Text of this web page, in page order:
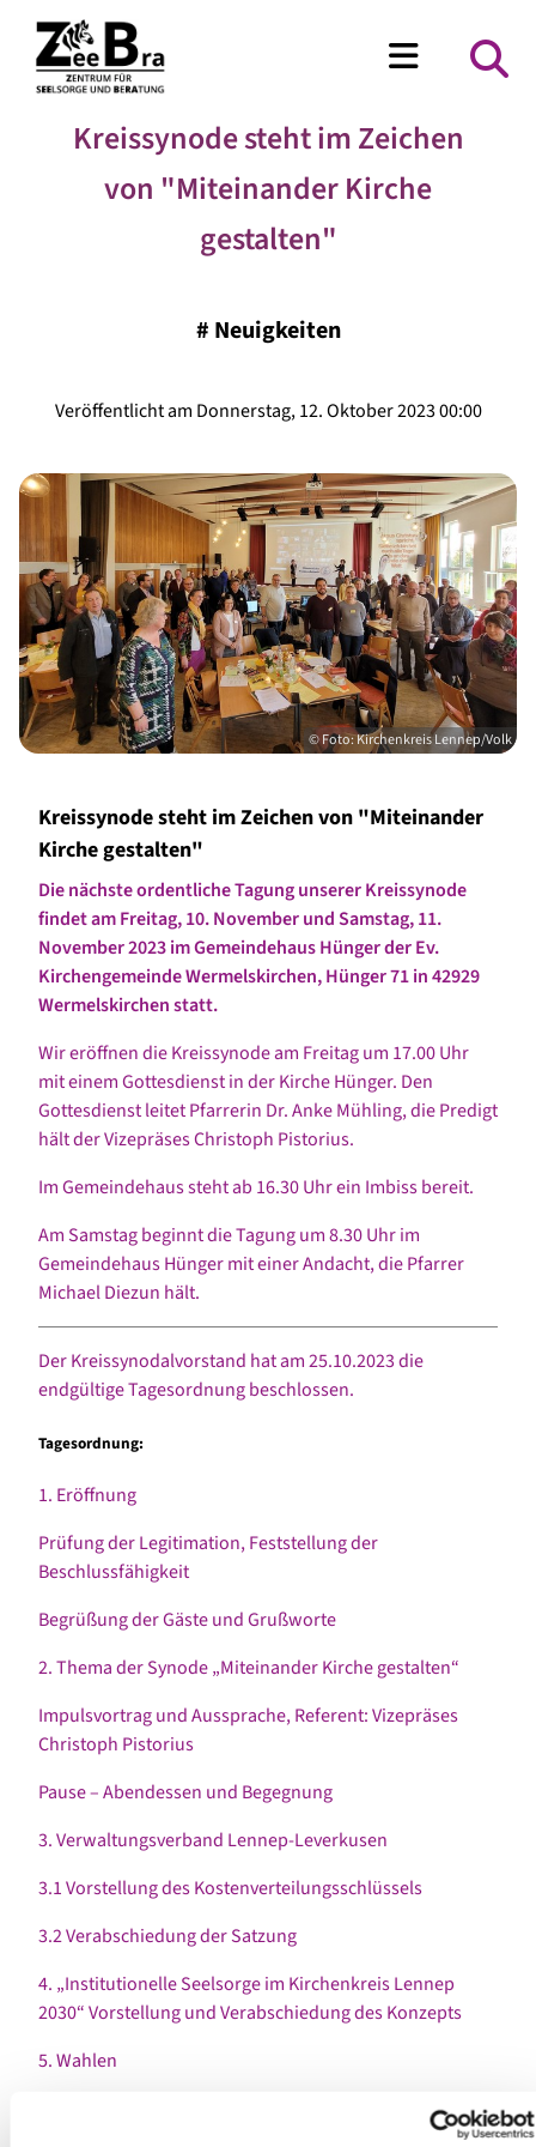
Kreissynode steht im Zeichen
von "Miteinander Kirche
gestalten"
# Neuigkeiten
Veröffentlicht am Donnerstag, 12. Oktober 2023 00:00
© Foto: Kirchenkreis Lennep/Volk
Kreissynode steht im Zeichen von "Miteinander
Kirche gestalten"
Die nächste ordentliche Tagung unserer Kreissynode
findet am Freitag, 10. November und Samstag, 11.
November 2023 im Gemeindehaus Hünger der Ev.
Kirchengemeinde Wermelskirchen, Hünger 71 in 42929
Wermelskirchen statt.
Wir eröffnen die Kreissynode am Freitag um 17.00 Uhr
mit einem Gottesdienst in der Kirche Hünger. Den
Gottesdienst leitet Pfarrerin Dr. Anke Mühling, die Predigt
hält der Vizepräses Christoph Pistorius.
Im Gemeindehaus steht ab 16.30 Uhr ein Imbiss bereit.
Am Samstag beginnt die Tagung um 8.30 Uhr im
Gemeindehaus Hünger mit einer Andacht, die Pfarrer
Michael Diezun hält.
Der Kreissynodalvorstand hat am 25.10.2023 die
endgültige Tagesordnung beschlossen.
Tagesordnung:
1. Eröffnung
Prüfung der Legitimation, Feststellung der
Beschlussfähigkeit
Begrüßung der Gäste und Grußworte
2. Thema der Synode „Miteinander Kirche gestalten“
Impulsvortrag und Aussprache, Referent: Vizepräses
Christoph Pistorius
Pause – Abendessen und Begegnung
3. Verwaltungsverband Lennep-Leverkusen
3.1 Vorstellung des Kostenverteilungsschlüssels
3.2 Verabschiedung der Satzung
4. „Institutionelle Seelsorge im Kirchenkreis Lennep
2030“ Vorstellung und Verabschiedung des Konzepts
5. Wahlen
6. Thema der Synode „Miteinander Kirche gestalten“
Eindrücke vom Besuch der Geschwister der Trilateralen